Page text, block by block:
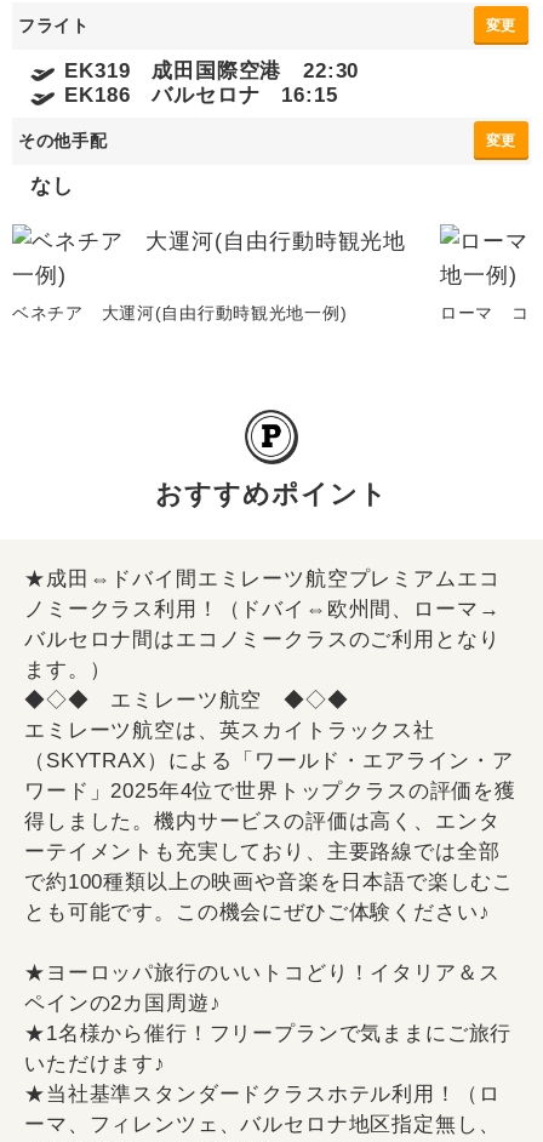
フライト 変更
EK319 成田国際空港 22:30
EK186 バルセロナ 16:15
その他手配 変更
なし
ベネチア 大運河(自由行動時観光地一例) ローマ コ
おすすめポイント
★成田⇔ドバイ間エミレーツ航空プレミアムエコ
ノミークラス利用！（ドバイ⇔欧州間、ローマ→
バルセロナ間はエコノミークラスのご利用となり
ます。）
◆◇◆ エミレーツ航空 ◆◇◆
エミレーツ航空は、英スカイトラックス社
（SKYTRAX）による「ワールド・エアライン・ア
ワード」2025年4位で世界トップクラスの評価を獲
得しました。機内サービスの評価は高く、エンタ
ーテイメントも充実しており、主要路線では全部
で約100種類以上の映画や音楽を日本語で楽しむこ
とも可能です。この機会にぜひご体験ください♪
★ヨーロッパ旅行のいいトコどり！イタリア＆ス
ペインの2カ国周遊♪
★1名様から催行！フリープランで気ままにご旅行
いただけます♪
★当社基準スタンダードクラスホテル利用！（ロ
ーマ、フィレンツェ、バルセロナ地区指定無し、